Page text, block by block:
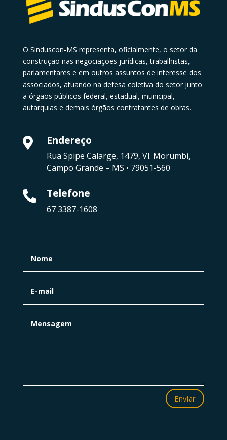
O Sinduscon-MS representa, oficialmente, o setor da
construção nas negociações jurídicas, trabalhistas,
parlamentares e em outros assuntos de interesse dos
associados, atuando na defesa coletiva do setor junto
a órgãos públicos federal, estadual, municipal,
autarquias e demais órgãos contratantes de obras.
 Endereço
Rua Spipe Calarge, 1479, Vl. Morumbi,
Campo Grande – MS • 79051-560
 Telefone
67 3387-1608
Enviar